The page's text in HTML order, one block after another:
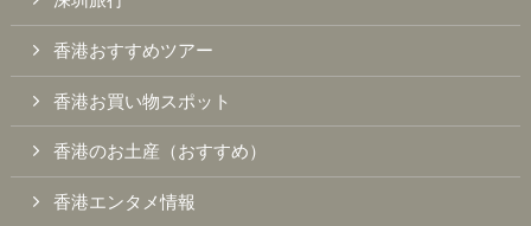
香港おすすめツアー
香港お買い物スポット
香港のお土産（おすすめ）
香港エンタメ情報